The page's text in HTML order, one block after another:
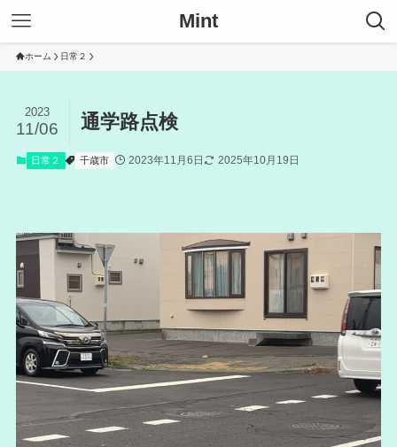
Mint
ホーム 日常２
通学路点検
2023
11/06
日常２ 千歳市 2023年11月6日 2025年10月19日